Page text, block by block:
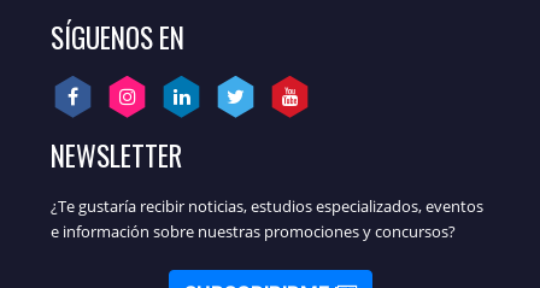
SÍGUENOS EN
NEWSLETTER
¿Te gustaría recibir noticias, estudios especializados, eventos
e información sobre nuestras promociones y concursos?